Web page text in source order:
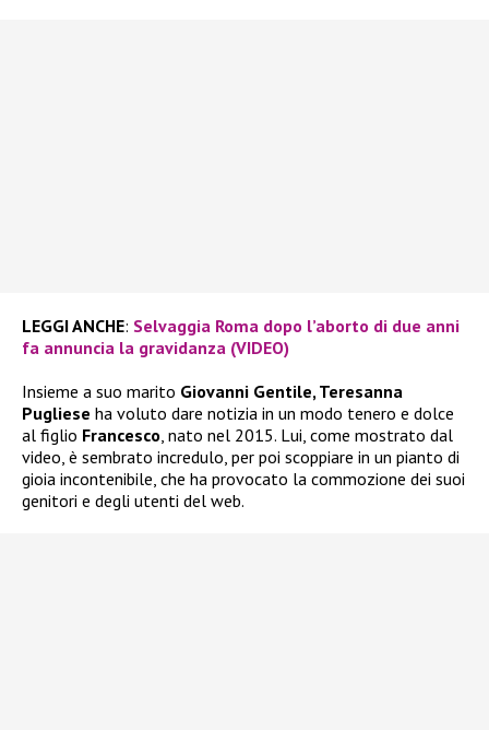
LEGGI ANCHE: Selvaggia Roma dopo l’aborto di due anni
fa annuncia la gravidanza (VIDEO)
Insieme a suo marito Giovanni Gentile, Teresanna
Pugliese ha voluto dare notizia in un modo tenero e dolce
al figlio Francesco, nato nel 2015. Lui, come mostrato dal
video, è sembrato incredulo, per poi scoppiare in un pianto di
gioia incontenibile, che ha provocato la commozione dei suoi
genitori e degli utenti del web.